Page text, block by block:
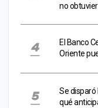
no
El Banco
Oriente
Se disparó
qué